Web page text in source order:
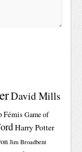
David Mills
Fémis Game of
Harry Potter
Jim Broadbent